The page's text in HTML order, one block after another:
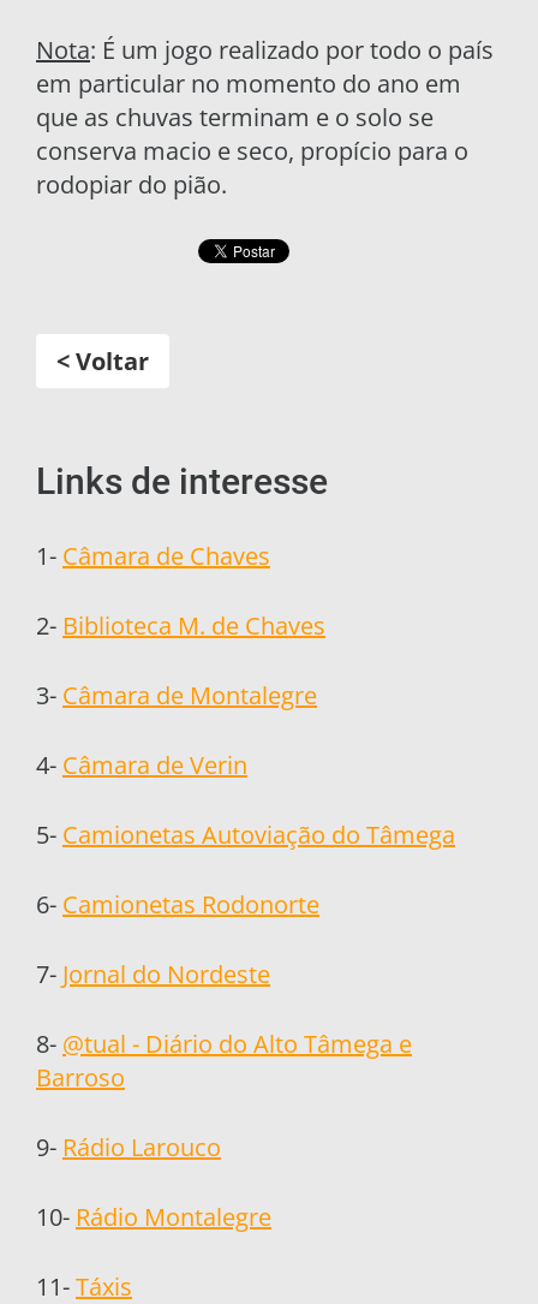
Nota: É um jogo realizado por todo o país
em particular no momento do ano em
que as chuvas terminam e o solo se
conserva macio e seco, propício para o
rodopiar do pião.
< Voltar
Links de interesse
1- Câmara de Chaves
2- Biblioteca M. de Chaves
3- Câmara de Montalegre
4- Câmara de Verin
5- Camionetas Autoviação do Tâmega
6- Camionetas Rodonorte
7- Jornal do Nordeste
8- @tual - Diário do Alto Tâmega e
Barroso
9- Rádio Larouco
10- Rádio Montalegre
11-Táxis